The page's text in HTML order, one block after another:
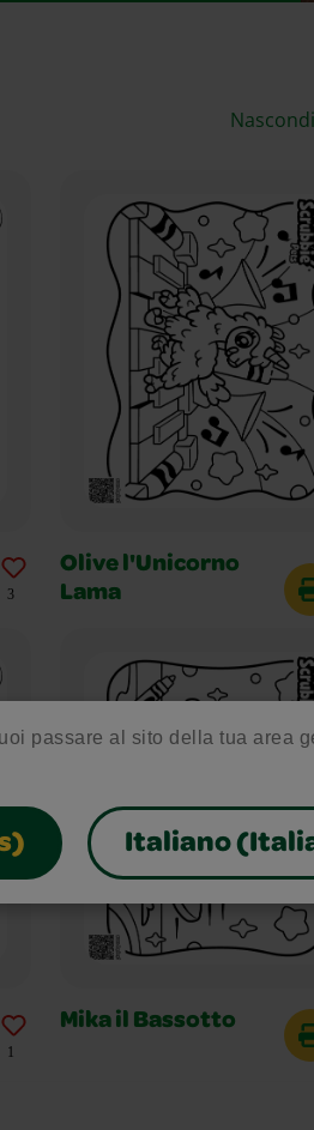
passare al sito della tua area
Italiano
3
Olive l'Unicorno
Lama
1
Mika il Bassotto